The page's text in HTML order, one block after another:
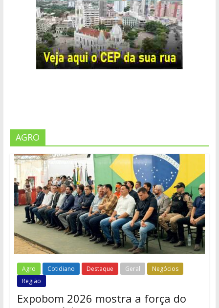
AGRO
Agro Cotidiano Destaque Geral
Negócios
Região
Expobom 2026 mostra a força do